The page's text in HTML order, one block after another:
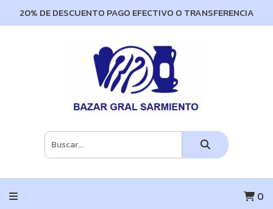
20% DE DESCUENTO PAGO EFECTIVO O TRANSFERENCIA
0